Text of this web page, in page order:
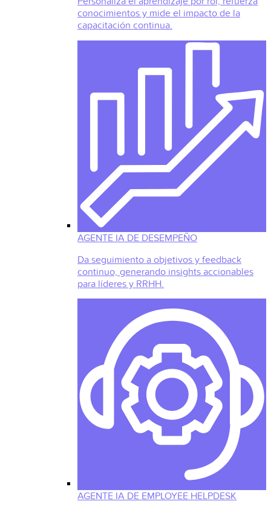
conocimientos y mide el impacto de la
capacitación continua.
AGENTE IA DE DESEMPEÑO
Da seguimiento a objetivos y feedback
continuo, generando insights accionables
para líderes y RRHH.
AGENTE IA DE EMPLOYEE HELPDESK